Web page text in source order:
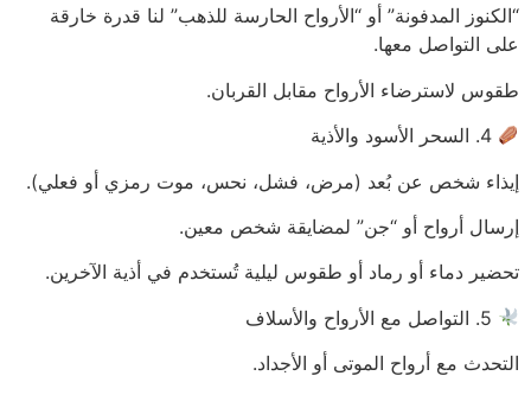
“الكنوز المدفونة” أو “الأرواح الحارسة للذهب” لنا قدرة خارقة
على التواصل معها.
طقوس لاسترضاء الأرواح مقابل القربان.
4. السحر الأسود والأذية
إيذاء شخص عن بُعد (مرض، فشل، نحس، موت رمزي أو فعلي).
إرسال أرواح أو “جن” لمضايقة شخص معين.
تحضير دماء أو رماد أو طقوس ليلية تُستخدم في أذية الآخرين.
التحدث مع أرواح الموتى أو الأجداد.